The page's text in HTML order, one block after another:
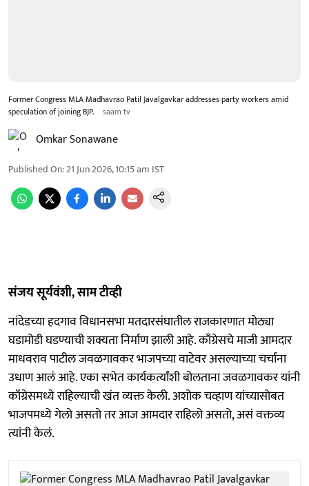
Former Congress MLA Madhavrao Patil Javalgavkar addresses party workers amid
speculation of joining BJP.
saam tv
Omkar Sonawane
Published On:21 Jun 2026, 10:15 am IST
संजय सूर्यवंशी, साम टीव्ही
नांदेडच्या हदगाव विधानसभा मतदारसंघातील राजकारणात मोठ्या
घडामोडी घडण्याची शक्यता निर्माण झाली आहे. काँग्रेसचे माजी आमदार
माधवराव पाटील जवळगावकर भाजपच्या वाटेवर असल्याच्या चर्चांना
उधाण आलं आहे. एका सभेत कार्यकर्त्यांशी बोलताना जवळगावकर यांनी
काँग्रेसमध्ये राहिल्याची खंत व्यक्त केली. अशोक चव्हाण यांच्यासोबत
भाजपमध्ये गेलो असतो तर आज आमदार राहिलो असतो, असं वक्तव्य
त्यांनी केलं.